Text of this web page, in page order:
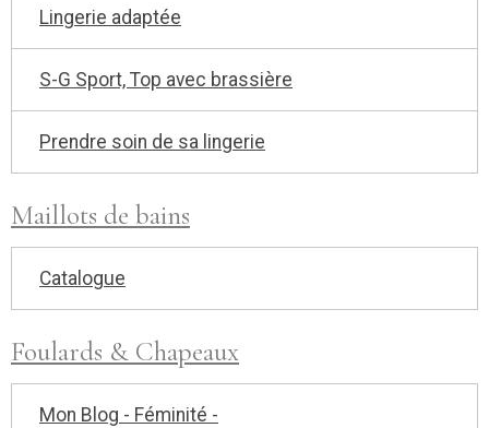
Lingerie adaptée
S-G Sport, Top avec brassière
Prendre soin de sa lingerie
Maillots de bains
Catalogue
Foulards & Chapeaux
Mon Blog - Féminité -